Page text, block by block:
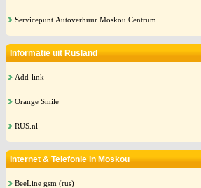
Servicepunt Autoverhuur Moskou Centrum
Informatie uit Rusland
Add-link
Orange Smile
RUS.nl
Internet & Telefonie in Moskou
BeeLine gsm (rus)